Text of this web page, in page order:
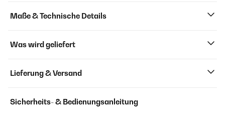
Maße & Technische Details
Was wird geliefert
Lieferung & Versand
Sicherheits- & Bedienungsanleitung